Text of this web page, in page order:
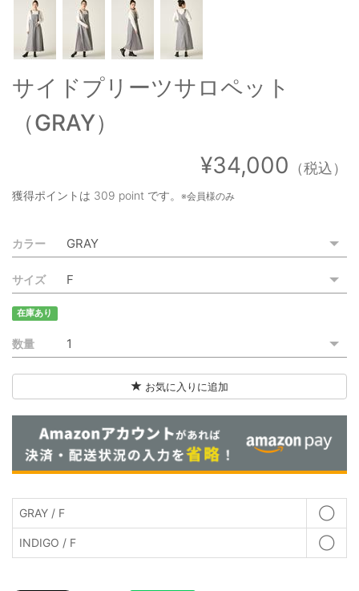
OUTERS : アウター
OUTLET : アウトレット
MENS : メンズ
LADIES : レディース
お買い物カゴ
特定商取引法に基づく表記
ご利用規約
サイドプリーツサロペット
（GRAY）
¥34,000 （税込）
獲得ポイントは 309 point です。 ※会員様のみ
カラー
サイズ
在庫あり
数量
お気に入りに追加
GRAY / F ◯
INDIGO / F ◯